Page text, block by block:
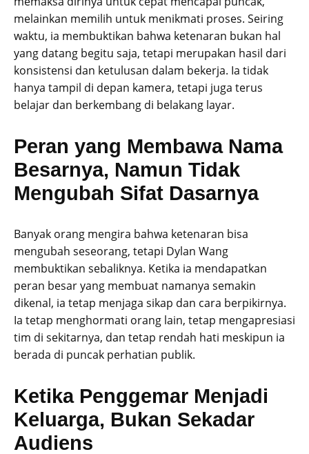
melainkan memilih untuk menikmati proses. Seiring
waktu, ia membuktikan bahwa ketenaran bukan hal
yang datang begitu saja, tetapi merupakan hasil dari
konsistensi dan ketulusan dalam bekerja. Ia tidak
hanya tampil di depan kamera, tetapi juga terus
belajar dan berkembang di belakang layar.
Peran yang Membawa Nama
Besarnya, Namun Tidak
Mengubah Sifat Dasarnya
Banyak orang mengira bahwa ketenaran bisa
mengubah seseorang, tetapi Dylan Wang
membuktikan sebaliknya. Ketika ia mendapatkan
peran besar yang membuat namanya semakin
dikenal, ia tetap menjaga sikap dan cara berpikirnya.
Ia tetap menghormati orang lain, tetap mengapresiasi
tim di sekitarnya, dan tetap rendah hati meskipun ia
berada di puncak perhatian publik.
Ketika Penggemar Menjadi
Keluarga, Bukan Sekadar
Audiens